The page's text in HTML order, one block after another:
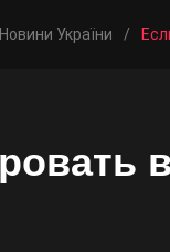
Новини України /